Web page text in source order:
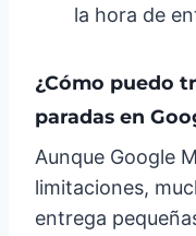
la hora de
¿Cómo puedo
paradas en
Aunque Google
limitaciones,
entrega